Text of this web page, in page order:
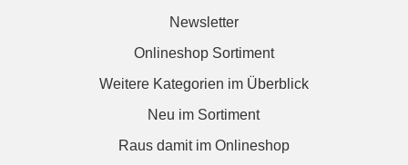
Newsletter
Onlineshop Sortiment
Weitere Kategorien im Überblick
Neu im Sortiment
Raus damit im Onlineshop